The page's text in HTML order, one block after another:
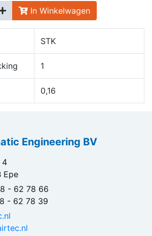
In Winkelwagen
STK
1
0,16
Engineering BV
4
Epe
- 62 78 66
- 62 78 39